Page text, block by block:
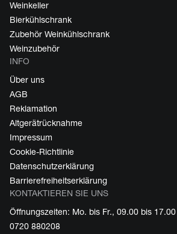
Weinkeller
Bierkühlschrank
Zubehör Weinkühlschrank
Weinzubehör
INFO
Über uns
AGB
Reklamation
Altgerätrücknahme
Impressum
Cookie-Richtlinie
Datenschutzerklärung
Barrierefreiheitserklärung
KONTAKTIEREN SIE UNS
Öffnungszeiten: Mo. bis Fr., 09.00 bis
0720 880208